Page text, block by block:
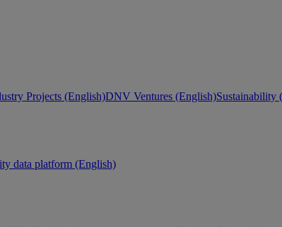
Projects (English)DNV Ventures (English)Sustainability
data platform (English)